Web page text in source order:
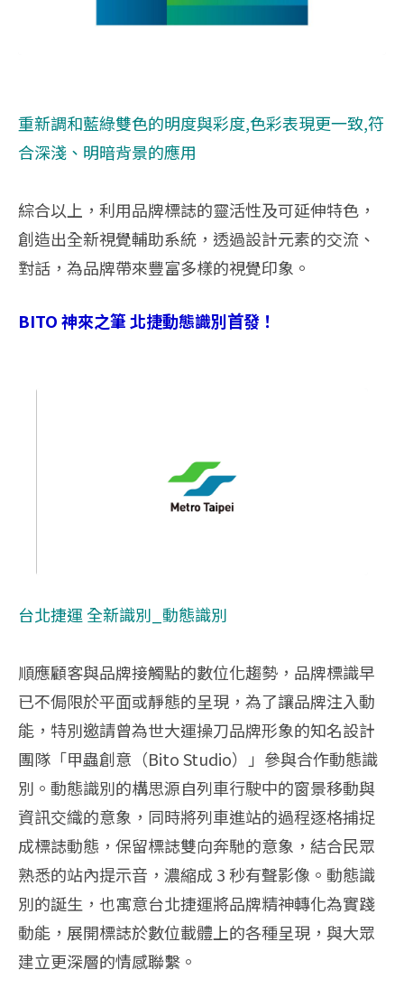
重新調和藍綠雙色的明度與彩度,色彩表現更一致,符
合深淺、明暗背景的應用
綜合以上，利用品牌標誌的靈活性及可延伸特色，
創造出全新視覺輔助系統，透過設計元素的交流、
對話，為品牌帶來豐富多樣的視覺印象。
BITO 神來之筆 北捷動態識別⾸發！
台北捷運 全新識別_動態識別
順應顧客與品牌接觸點的數位化趨勢，品牌標識早
已不侷限於平⾯或靜態的呈現，為了讓品牌注⼊動
能，特別邀請曾為世⼤運操⼑品牌形象的知名設計
團隊「甲蟲創意（Bito Studio）」參與合作動態識
別。動態識別的構思源⾃列⾞⾏駛中的窗景移動與
資訊交織的意象，同時將列⾞進站的過程逐格捕捉
成標誌動態，保留標誌雙向奔馳的意象，結合⺠眾
熟悉的站內提⽰⾳，濃縮成 3 秒有聲影像。動態識
別的誕⽣，也寓意台北捷運將品牌精神轉化為實踐
動能，展開標誌於數位載體上的各種呈現，與⼤眾
建⽴更深層的情感聯繫。